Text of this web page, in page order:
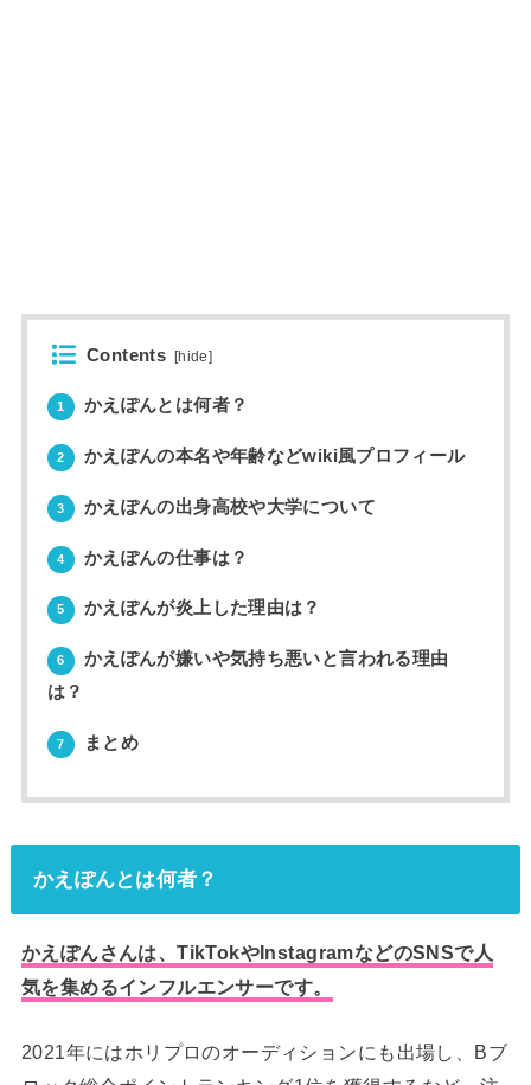
Contents [hide]
1 かえぽんとは何者？
2 かえぽんの本名や年齢などwiki風プロフィール
3 かえぽんの出身高校や大学について
4 かえぽんの仕事は？
5 かえぽんが炎上した理由は？
6
かえぽんが嫌いや気持ち悪いと言われる理由
は？
7 まとめ
かえぽんとは何者？
かえぽんさんは、TikTokやInstagramなどのSNSで人
気を集めるインフルエンサーです。
2021年にはホリプロのオーディションにも出場し、Bブ